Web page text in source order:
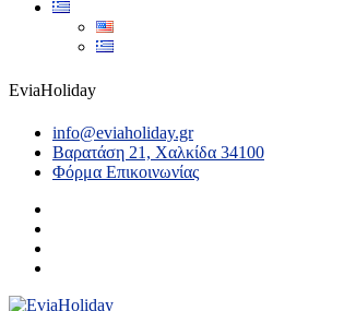
EviaHoliday
info@eviaholiday.gr
Βαρατάση 21, Χαλκίδα 34100
Φόρμα Επικοινωνίας